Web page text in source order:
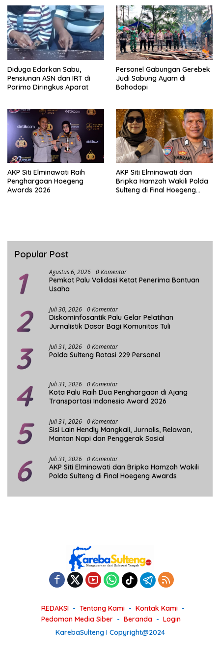
Diduga Edarkan Sabu,
Pensiunan ASN dan IRT di
Parimo Diringkus Aparat
Personel Gabungan Gerebek
Judi Sabung Ayam di
Bahodopi
AKP Siti Elminawati Raih
Penghargaan Hoegeng
Awards 2026
AKP Siti Elminawati dan
Bripka Hamzah Wakili Polda
Sulteng di Final Hoegeng
Popular Post
1 Agustus 6, 2026 0 Komentar
Pemkot Palu Validasi Ketat Penerima Bantuan
Usaha
2 Juli 30, 2026 0 Komentar
Diskominfosantik Palu Gelar Pelatihan
Jurnalistik Dasar Bagi Komunitas Tuli
3 Juli 31, 2026 0 Komentar
Polda Sulteng Rotasi 229 Personel
4 Juli 31, 2026 0 Komentar
Kota Palu Raih Dua Penghargaan di Ajang
Transportasi Indonesia Award 2026
5 Juli 31, 2026 0 Komentar
Sisi Lain Hendly Mangkali, Jurnalis, Relawan,
Mantan Napi dan Penggerak Sosial
6 Juli 31, 2026 0 Komentar
AKP Siti Elminawati dan Bripka Hamzah Wakili
Polda Sulteng di Final Hoegeng Awards
REDAKSI Tentang Kami
Kontak Kami
Pedoman Media Siber
Beranda
Login
KarebaSulteng I Copyright@2024